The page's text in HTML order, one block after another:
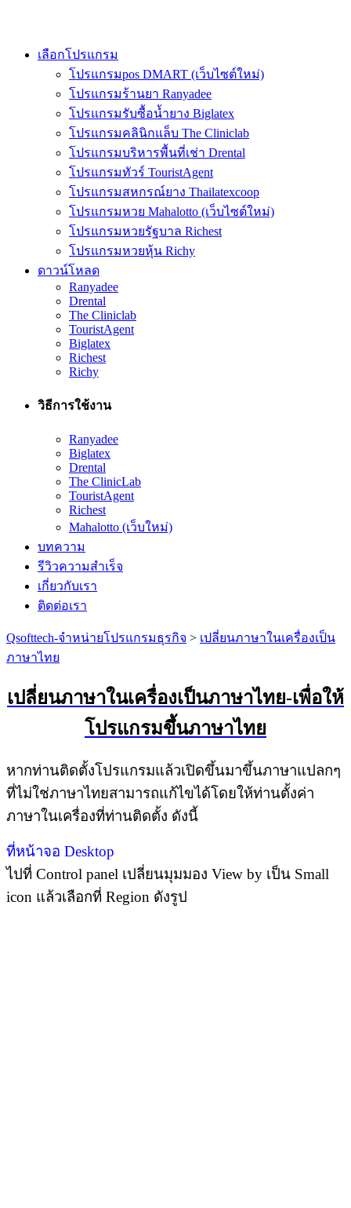
เลือกโปรแกรม
โปรแกรมpos DMART (เว็บไซต์ใหม่)
โปรแกรมร้านยา Ranyadee
โปรแกรมรับซื้อน้ำยาง Biglatex
โปรแกรมคลินิกแล็บ The Cliniclab
โปรแกรมบริหารพื้นที่เช่า Drental
โปรแกรมทัวร์ TouristAgent
โปรแกรมสหกรณ์ยาง Thailatexcoop
โปรแกรมหวย Mahalotto (เว็บไซต์ใหม่)
โปรแกรมหวยรัฐบาล Richest
โปรแกรมหวยหุ้น Richy
ดาวน์โหลด
Ranyadee
Drental
The Cliniclab
TouristAgent
Biglatex
Richest
Richy
วิธีการใช้งาน
Ranyadee
Biglatex
Drental
The ClinicLab
TouristAgent
Richest
Mahalotto (เว็บใหม่)
บทความ
รีวิวความสำเร็จ
เกี่ยวกับเรา
ติดต่อเรา
Qsofttech-จำหน่ายโปรแกรมธุรกิจ > เปลี่ยนภาษาในเครื่องเป็น
ภาษาไทย
เปลี่ยนภาษาในเครื่องเป็นภาษาไทย-เพื่อให้
โปรแกรมขึ้นภาษาไทย
หากท่านติดตั้งโปรแกรมแล้วเปิดขึ้นมาขึ้นภาษาแปลกๆ
ที่ไม่ใช่ภาษาไทยสามารถแก้ไขได้โดยให้ท่านตั้งค่า
ภาษาในเครื่องที่ท่านติดตั้ง ดังนี้
ที่หน้าจอ Desktop
ไปที่ Control panel เปลี่ยนมุมมอง View by เป็น Small
icon แล้วเลือกที่ Region ดังรูป